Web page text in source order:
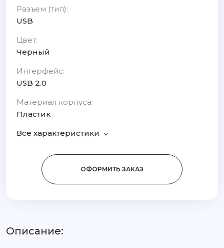
Разъем (тип):
USB
Цвет:
Черный
Интерфейс:
USB 2.0
Материал корпуса:
Пластик
Все характеристики
ОФОРМИТЬ ЗАКАЗ
Описание: